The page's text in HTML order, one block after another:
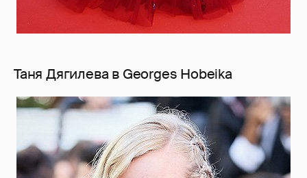
Таня Дягилева в Georges Hobeika